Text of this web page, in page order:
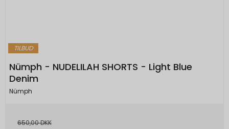
TILBUD
Nümph - NUDELILAH SHORTS - Light Blue
Denim
Nümph
650,00 DKK